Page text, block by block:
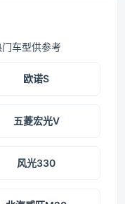
车型供参考
欧诺S
五菱宏光V
风光330